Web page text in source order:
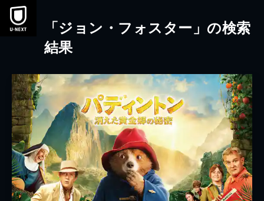
本文へスキップ
「ジョン・フォスター」の検索
結果